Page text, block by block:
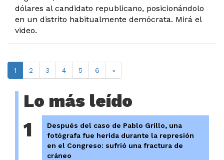
dólares al candidato republicano, posicionándolo
en un distrito habitualmente demócrata. Mirá el
video.
1 2 3 4 5 6 »
Lo más leído
1
Después del caso de Pablo Grillo, una
fotógrafa fue herida durante la represión
en el Congreso: sufrió una fractura de
cráneo